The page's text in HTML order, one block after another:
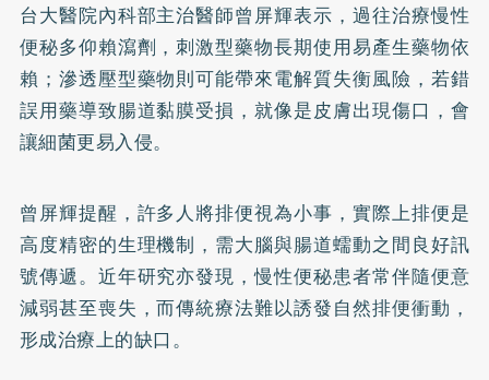
台大醫院內科部主治醫師曾屏輝表示，過往治療慢性
便秘多仰賴瀉劑，刺激型藥物長期使用易產生藥物依
賴；滲透壓型藥物則可能帶來電解質失衡風險，若錯
誤用藥導致腸道黏膜受損，就像是皮膚出現傷口，會
讓細菌更易入侵。
曾屏輝提醒，許多人將排便視為小事，實際上排便是
高度精密的生理機制，需大腦與腸道蠕動之間良好訊
號傳遞。近年研究亦發現，慢性便秘患者常伴隨便意
減弱甚至喪失，而傳統療法難以誘發自然排便衝動，
形成治療上的缺口。